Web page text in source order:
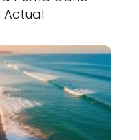
Actual